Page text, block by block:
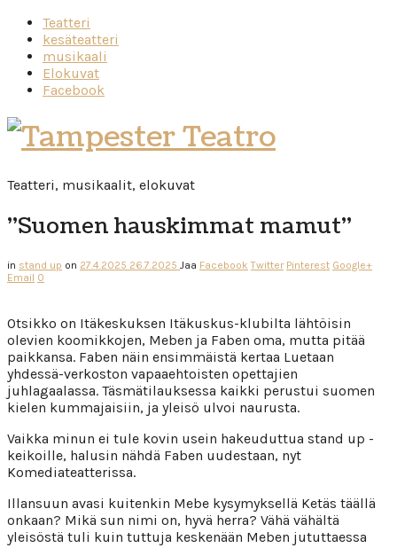
Teatteri
kesäteatteri
musikaali
Elokuvat
Facebook
Tampester
Teatro
Teatteri, musikaalit, elokuvat
”Suomen hauskimmat mamut”
in stand up on 27.4.2025 26.7.2025 Jaa Facebook Twitter Pinterest Google+
Email 0
Otsikko on Itäkeskuksen Itäkuskus-klubilta lähtöisin
olevien koomikkojen, Meben ja Faben oma, mutta pitää
paikkansa. Faben näin ensimmäistä kertaa Luetaan
yhdessä-verkoston vapaaehtoisten opettajien
juhlagaalassa. Täsmätilauksessa kaikki perustui suomen
kielen kummajaisiin, ja yleisö ulvoi naurusta.
Vaikka minun ei tule kovin usein hakeuduttua stand up -
keikoille, halusin nähdä Faben uudestaan, nyt
Komediateatterissa.
Illansuun avasi kuitenkin Mebe kysymyksellä Ketäs täällä
onkaan? Mikä sun nimi on, hyvä herra? Vähä vähältä
yleisöstä tuli kuin tuttuja keskenään Meben jututtaessa